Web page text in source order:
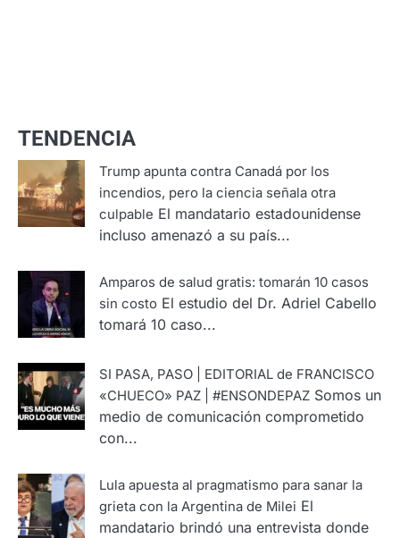
TENDENCIA
Trump apunta contra Canadá por los
incendios, pero la ciencia señala otra
culpable El mandatario estadounidense
incluso amenazó a su país...
Amparos de salud gratis: tomarán 10 casos
sin costo El estudio del Dr. Adriel Cabello
tomará 10 caso...
SI PASA, PASO | EDITORIAL de FRANCISCO
«CHUECO» PAZ | #ENSONDEPAZ Somos un
medio de comunicación comprometido
con...
Lula apuesta al pragmatismo para sanar la
grieta con la Argentina de Milei El
mandatario brindó una entrevista donde